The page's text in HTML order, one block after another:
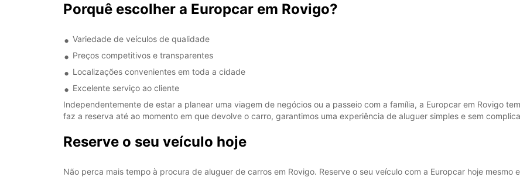
Porquê escolher a Europcar em Rovigo?
Variedade de veículos de qualidade
Preços competitivos e transparentes
Localizações convenientes em toda a cidade
Excelente serviço ao cliente
Independentemente de estar a planear uma viagem de negócios ou a passeio com a família, a Europcar em Rovigo
faz a reserva até ao momento em que devolve o carro, garantimos uma experiência de aluguer simples e sem
Reserve o seu veículo hoje
Não perca mais tempo à procura de aluguer de carros em Rovigo. Reserve o seu veículo com a Europcar hoje